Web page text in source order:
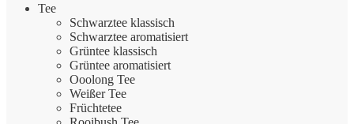
Tee
Schwarztee klassisch
Schwarztee aromatisiert
Grüntee klassisch
Grüntee aromatisiert
Ooolong Tee
Weißer Tee
Früchtetee